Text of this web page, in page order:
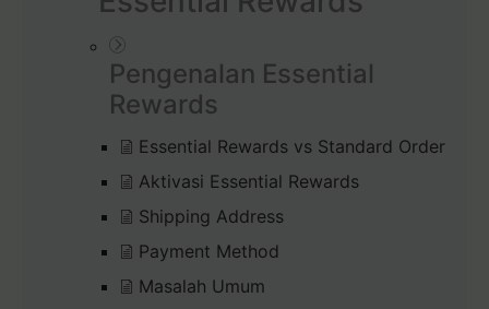
Pengenalan Essential
Rewards
Essential Rewards vs Standard Order
Aktivasi Essential Rewards
Shipping Address
Payment Method
Masalah Umum